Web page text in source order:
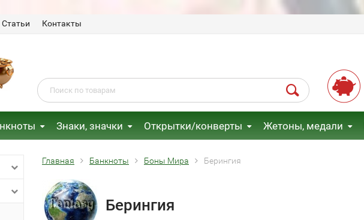
Статьи Контакты
Знаки, значки Открытки/конверты Жетоны, медали
Главная Банкноты Боны Мира Берингия
Берингия